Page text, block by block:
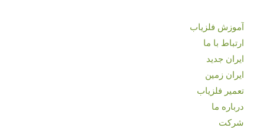
آموزش فلزیاب
ارتباط با ما
ایران جدید
ایران زمین
تعمیر فلزیاب
درباره ما
شرکت